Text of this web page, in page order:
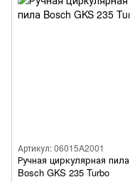
Артикул: 06015A2001
Ручная циркулярная пила
Bosch GKS 235 Turbo